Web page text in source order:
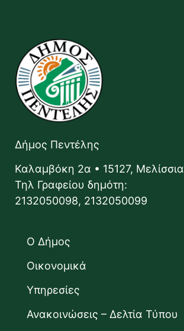
Δήμος Πεντέλης
Καλαμβόκη 2α • 15127, Μελίσσια
Τηλ Γραφείου δημότη:
2132050098, 2132050099
Ο Δήμος
Οικονομικά
Υπηρεσίες
Ανακοινώσεις – Δελτία Τύπου